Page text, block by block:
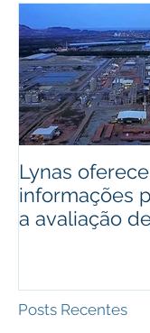
Lynas
informações
a avaliação
Posts Recentes